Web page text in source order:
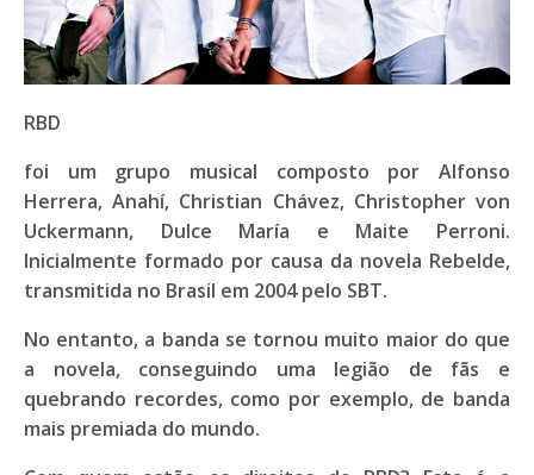
RBD
foi um grupo musical composto por Alfonso
Herrera,Anahí, Christian Chávez, Christopher von
Uckermann, Dulce María e Maite Perroni.
Inicialmente formado por causa da novela Rebelde,
transmitida no Brasil em 2004 pelo SBT.
No entanto, a banda se tornou muito maior do que
a novela, conseguindo uma legião de fãs e
quebrando recordes, como por exemplo, de banda
mais premiada do mundo.